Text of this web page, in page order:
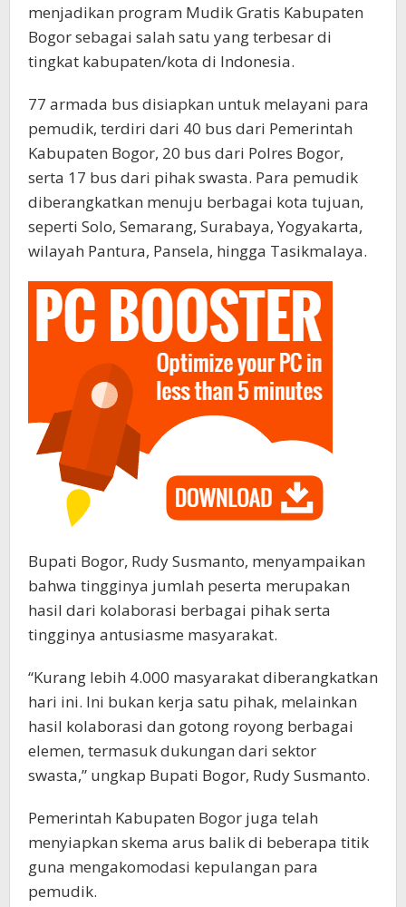
menjadikan program Mudik Gratis Kabupaten
Bogor sebagai salah satu yang terbesar di
tingkat kabupaten/kota di Indonesia.
77 armada bus disiapkan untuk melayani para
pemudik, terdiri dari 40 bus dari Pemerintah
Kabupaten Bogor, 20 bus dari Polres Bogor,
serta 17 bus dari pihak swasta. Para pemudik
diberangkatkan menuju berbagai kota tujuan,
seperti Solo, Semarang, Surabaya, Yogyakarta,
wilayah Pantura, Pansela, hingga Tasikmalaya.
Bupati Bogor, Rudy Susmanto, menyampaikan
bahwa tingginya jumlah peserta merupakan
hasil dari kolaborasi berbagai pihak serta
tingginya antusiasme masyarakat.
“Kurang lebih 4.000 masyarakat diberangkatkan
hari ini. Ini bukan kerja satu pihak, melainkan
hasil kolaborasi dan gotong royong berbagai
elemen, termasuk dukungan dari sektor
swasta,” ungkap Bupati Bogor, Rudy Susmanto.
Pemerintah Kabupaten Bogor juga telah
menyiapkan skema arus balik di beberapa titik
guna mengakomodasi kepulangan para
pemudik.